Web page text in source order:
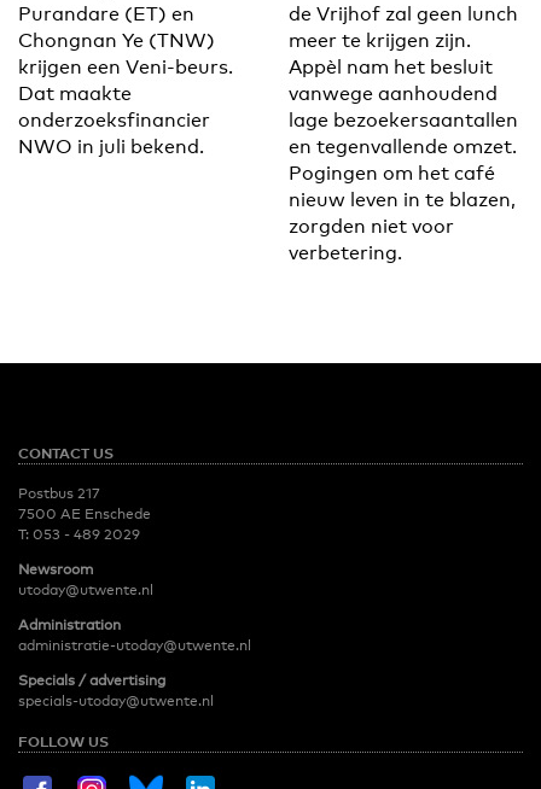
Purandare (ET) en
Chongnan Ye (TNW)
krijgen een Veni-beurs.
Dat maakte
onderzoeksfinancier
NWO in juli bekend.
de Vrijhof zal geen lunch
meer te krijgen zijn.
Appèl nam het besluit
vanwege aanhoudend
lage bezoekersaantallen
en tegenvallende omzet.
Pogingen om het café
nieuw leven in te blazen,
zorgden niet voor
verbetering.
CONTACT US
Postbus 217
7500 AE Enschede
T: 053 - 489 2029
Newsroom
utoday@utwente.nl
Administration
administratie-utoday@utwente.nl
Specials / advertising
specials-utoday@utwente.nl
FOLLOW US